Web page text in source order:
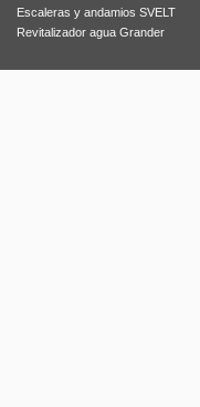
Escaleras y andamios SVELT
Revitalizador agua Grander